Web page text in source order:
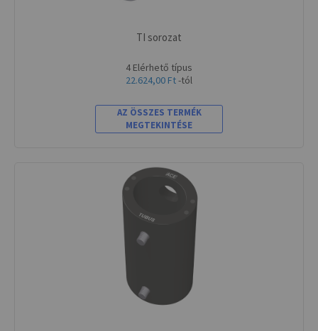
TI sorozat
4 Elérhető típus
22.624,00 Ft-tól
AZ ÖSSZES TERMÉK
MEGTEKINTÉSE